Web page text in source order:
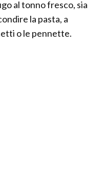
al tonno fresco, sia
la pasta, a
o le pennette.